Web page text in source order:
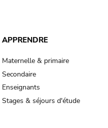
APPRENDRE
Maternelle & primaire
Secondaire
Enseignants
Stages & séjours d'étude